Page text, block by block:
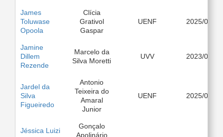
James
Toluwase
Opoola
Clícia
Grativol
Gaspar
UENF 2025/08
Jamine
Dillem
Rezende
Marcelo da
Silva Moretti
UVV 2023/03
Jardel da
Silva
Figueiredo
Antonio
Teixeira do
Amaral
Junior
UENF 2025/08
Jéssica Luizi
Gonçalo
Apolinário